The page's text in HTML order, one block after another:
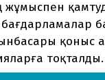
жұмыспен
бағдарламалар
қоныс
тоқталды.